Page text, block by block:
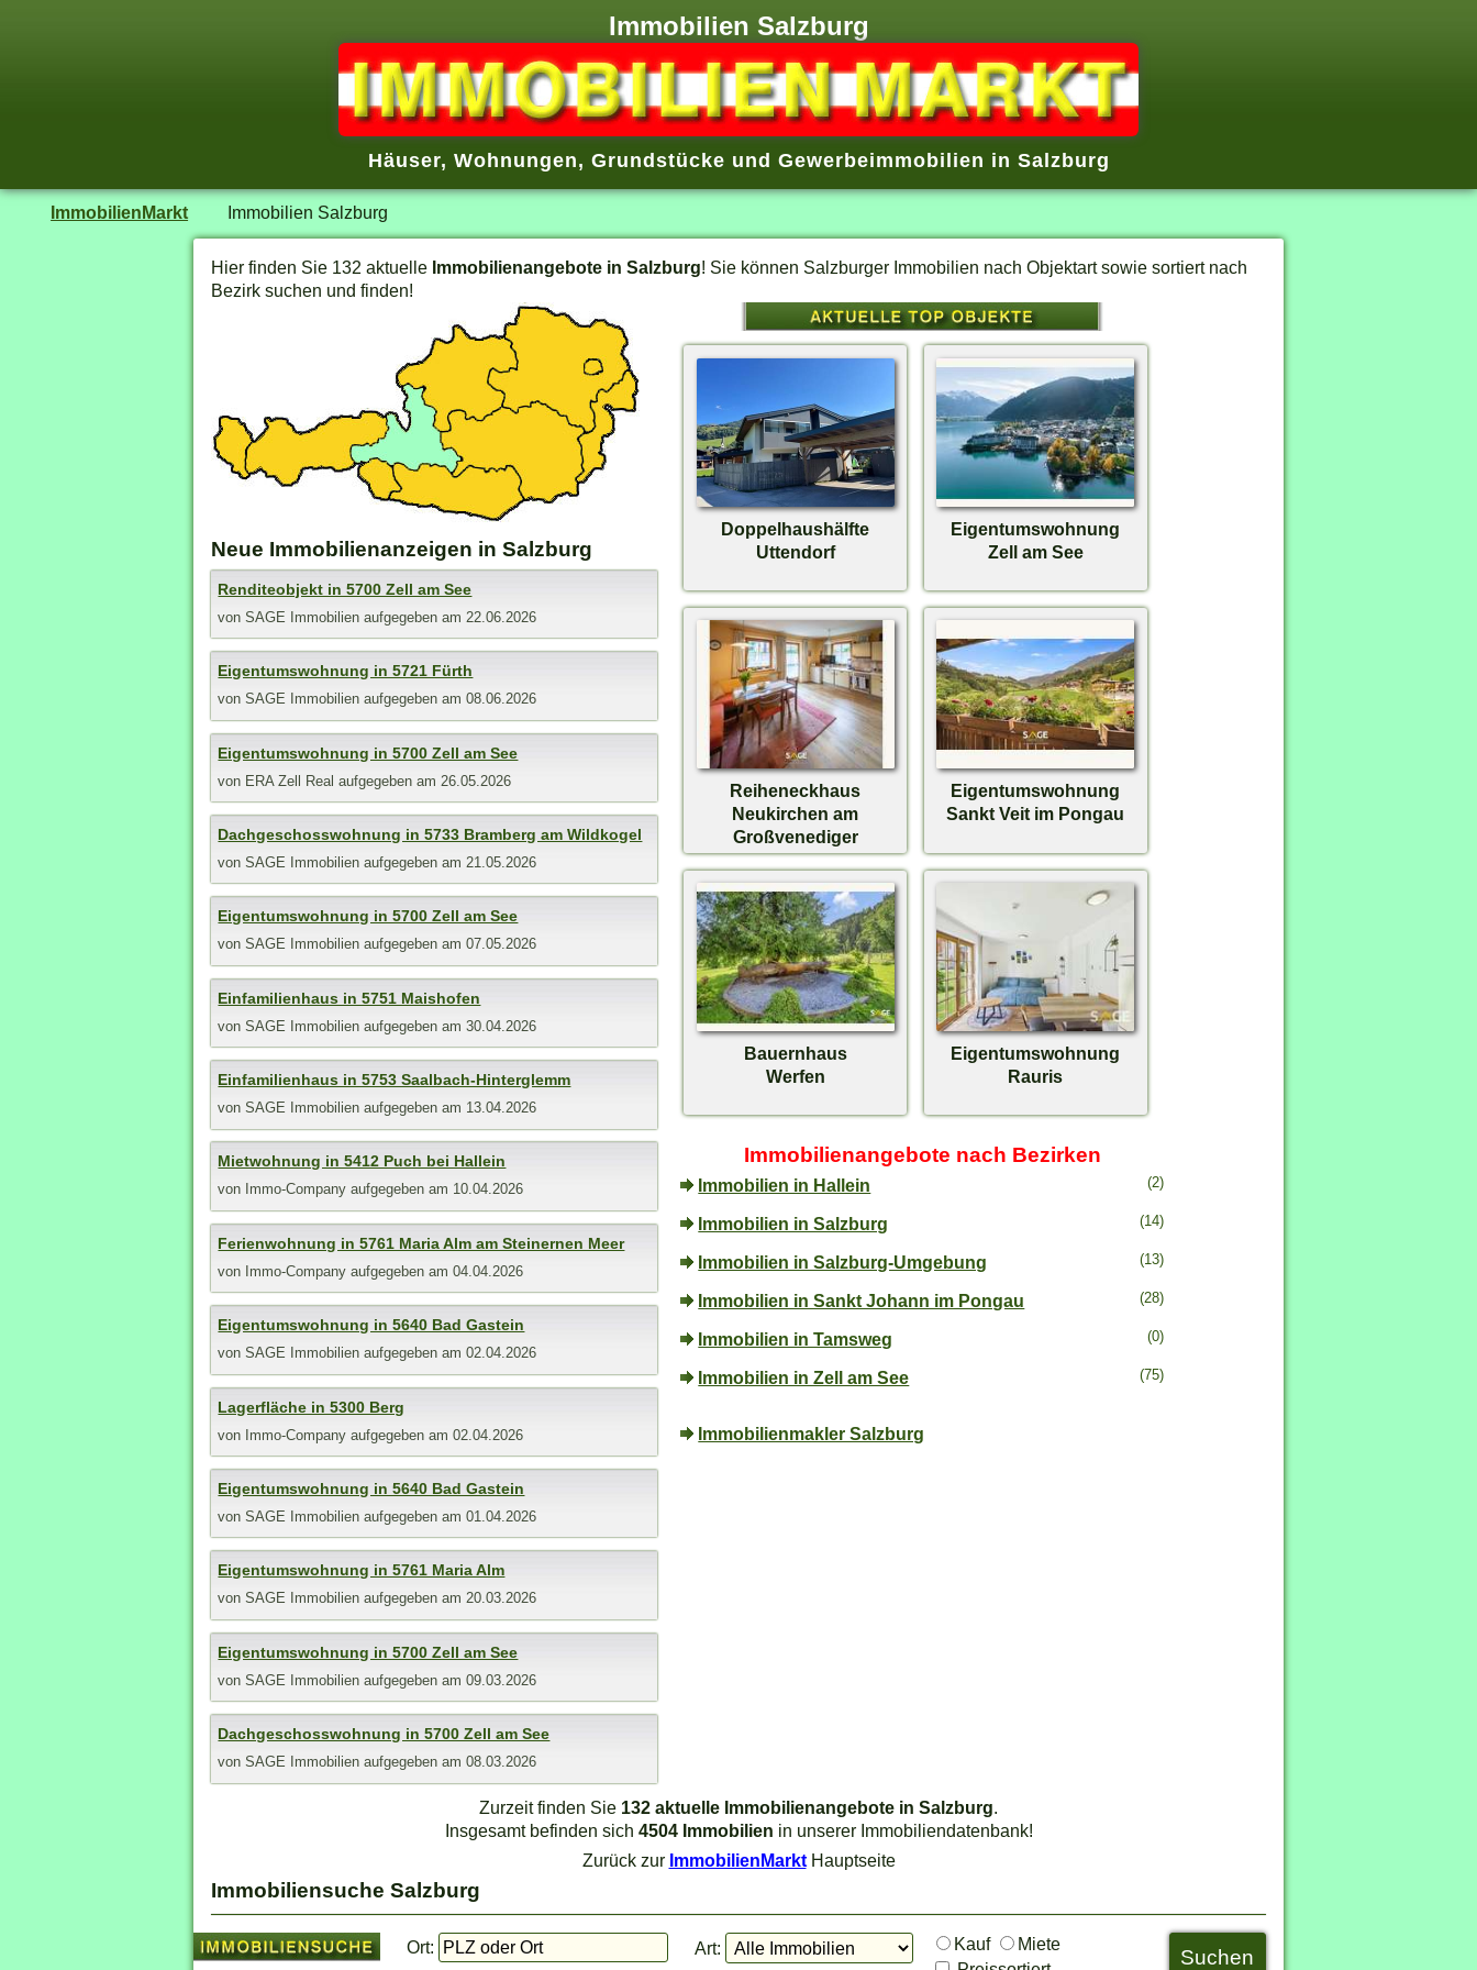
Immobilien Salzburg
Häuser, Wohnungen, Grundstücke und Gewerbeimmobilien in Salzburg
ImmobilienMarkt Immobilien Salzburg
Hier finden Sie 132 aktuelle Immobilienangebote in Salzburg! Sie können Salzburger Immobilien nach Objektart sowie sortiert nach
Bezirk suchen und finden!
Neue Immobilienanzeigen in Salzburg
Renditeobjekt in 5700 Zell am See
vonSAGE Immobilienaufgegeben am 22.06.2026
Eigentumswohnung in 5721 Fürth
vonSAGE Immobilienaufgegeben am 08.06.2026
Eigentumswohnung in 5700 Zell am See
von ERA Zell Realaufgegeben am 26.05.2026
Dachgeschosswohnung in 5733 Bramberg am Wildkogel
vonSAGE Immobilienaufgegeben am 21.05.2026
Eigentumswohnung in 5700 Zell am See
vonSAGE Immobilienaufgegeben am 07.05.2026
Einfamilienhaus in 5751 Maishofen
vonSAGE Immobilienaufgegeben am 30.04.2026
Einfamilienhaus in 5753 Saalbach-Hinterglemm
vonSAGE Immobilienaufgegeben am 13.04.2026
Mietwohnung in 5412 Puch bei Hallein
von Immo-Companyaufgegeben am 10.04.2026
Ferienwohnung in 5761 Maria Alm am Steinernen Meer
von Immo-Companyaufgegeben am 04.04.2026
Eigentumswohnung in 5640 Bad Gastein
vonSAGE Immobilienaufgegeben am 02.04.2026
Lagerfläche in 5300 Berg
von Immo-Companyaufgegeben am 02.04.2026
Eigentumswohnung in 5640 Bad Gastein
vonSAGE Immobilienaufgegeben am 01.04.2026
Eigentumswohnung in 5761 Maria Alm
vonSAGE Immobilienaufgegeben am 20.03.2026
Eigentumswohnung in 5700 Zell am See
vonSAGE Immobilienaufgegeben am 09.03.2026
Dachgeschosswohnung in 5700 Zell am See
vonSAGE Immobilienaufgegeben am 08.03.2026
Doppelhaushälfte
Uttendorf
Eigentumswohnung
Zell am See
Reiheneckhaus
Neukirchen am
Großvenediger
Eigentumswohnung
Sankt Veit im Pongau
Bauernhaus
Werfen
Eigentumswohnung
Rauris
Immobilienangebote nach Bezirken
Immobilien in Hallein (2)
Immobilien in Salzburg (14)
Immobilien in Salzburg-Umgebung (13)
Immobilien in Sankt Johann im Pongau (28)
Immobilien in Tamsweg (0)
Immobilien in Zell am See (75)
Immobilienmakler Salzburg
Zurzeit finden Sie 132 aktuelle Immobilienangebote in Salzburg.
Insgesamt befinden sich 4504 Immobilien in unserer Immobiliendatenbank!
Zurück zur ImmobilienMarktHauptseite
Immobiliensuche Salzburg
Ort: Art: Kauf
Miete